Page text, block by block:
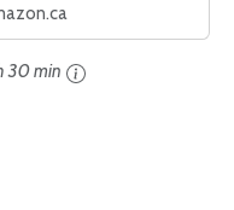
30 min